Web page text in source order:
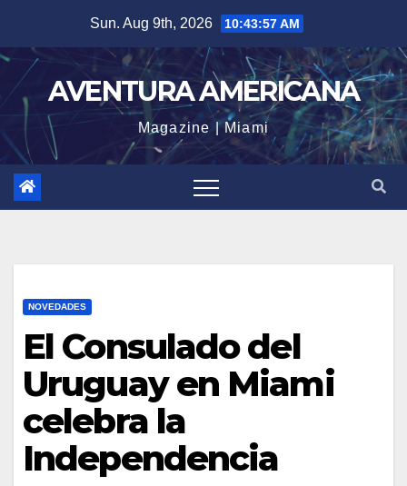
content
Sun. Aug 9th, 2026 10:43:57 AM
AVENTURA AMERICANA
Magazine | Miami
NOVEDADES
El Consulado del
Uruguay en Miami
celebra la
Independencia